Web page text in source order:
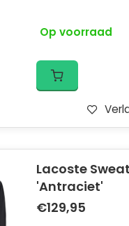
Op voorraad
Lacoste
'Antraciet'
€129,95